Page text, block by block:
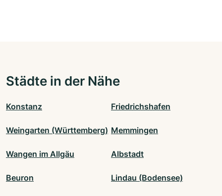
Städte in der Nähe
Konstanz Friedrichshafen
Weingarten (Württemberg) Memmingen
Wangen im Allgäu Albstadt
Beuron Lindau (Bodensee)